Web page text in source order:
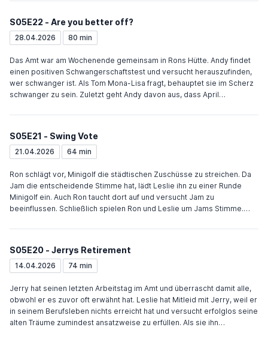
S05E22 - Are you better off?
28.04.2026 80 min
Das Amt war am Wochenende gemeinsam in Rons Hütte. Andy findet
einen positiven Schwangerschaftstest und versucht herauszufinden,
wer schwanger ist. Als Tom Mona-Lisa fragt, behauptet sie im Scherz
schwanger zu sein. Zuletzt geht Andy davon aus, dass April
Veterinärschule angenommen wurde, aber zweifelt, ob sie die Schule
Jahr im Rat wird sie außer von der Pornobranche von allen Seiten
scharf kritisiert. Auf der Gründerwochen-Parade verkündet eine
Leslie. Ein anonymer Bieter will Toms Kleiderverleih kaufen. Nachdem
Tom ablehnt, kündigt der Anwalt des Bieters an, dass sein Klient eine
Kopie von Toms Geschäft gegenüber eröffnen wird.
S05E21 - Swing Vote
21.04.2026 64 min
Ron schlägt vor, Minigolf die städtischen Zuschüsse zu streichen. Da
Jam die entscheidende Stimme hat, lädt Leslie ihn zu einer Runde
Minigolf ein. Auch Ron taucht dort auf und versucht Jam zu
beeinflussen. Schließlich spielen Ron und Leslie um Jams Stimme.
Ron zu hintergehen, lehnt sie ab. Als Andys Band ohne ihn auftritt,
darauf in die Band zurück. Ann bringt Mona-Lisa auf Toms Wunsche
dazu, die Beziehung mit ihm temporär zu beenden und wird danach
S05E20 - Jerrys Retirement
14.04.2026 74 min
Jerry hat seinen letzten Arbeitstag im Amt und überrascht damit alle,
obwohl er es zuvor oft erwähnt hat. Leslie hat Mitleid mit Jerry, weil er
in seinem Berufsleben nichts erreicht hat und versucht erfolglos seine
alten Träume zumindest ansatzweise zu erfüllen. Als sie ihn